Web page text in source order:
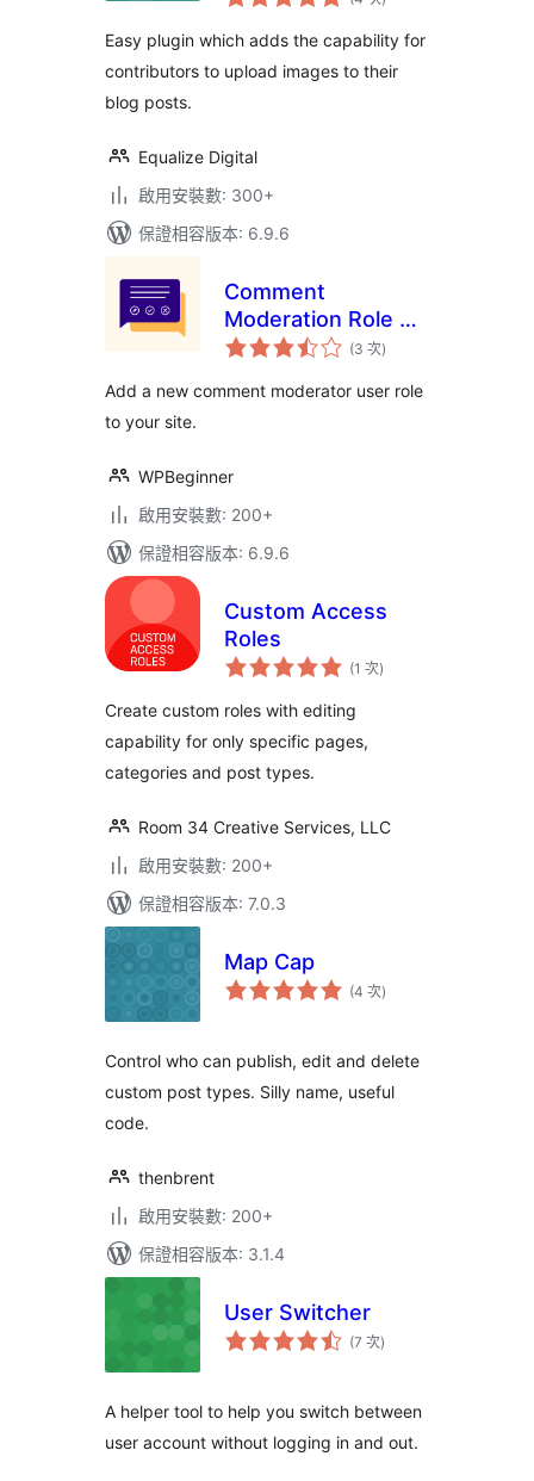
分
數
Easy plugin which adds the capability for
contributors to upload images to their
blog posts.
Equalize Digital
啟用安裝數: 300+
保證相容版本: 6.9.6
Comment
Moderation Role by
WPBeginner(3 次評
分
數
)
Add a new comment moderator user role
to your site.
WPBeginner
啟用安裝數: 200+
保證相容版本: 6.9.6
Custom Access
Roles
(1 次評
分)
Create custom roles with editing
capability for only specific pages,
categories and post types.
Room 34 Creative Services, LLC
啟用安裝數: 200+
保證相容版本: 7.0.3
Map Cap
(4 次評
分)
Control who can publish, edit and delete
custom post types. Silly name, useful
code.
thenbrent
啟用安裝數: 200+
保證相容版本: 3.1.4
User Switcher
(7 次評
分)
A helper tool to help you switch between
user account without logging in and out.